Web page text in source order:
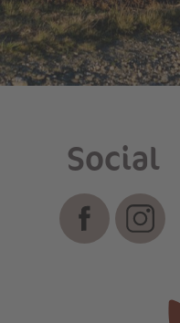
Social